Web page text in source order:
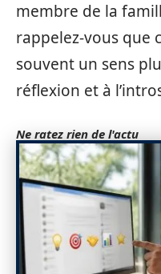
membre de la
rappelez-vous que
souvent un sens
réflexion et à
Ne ratez rien de l'actu